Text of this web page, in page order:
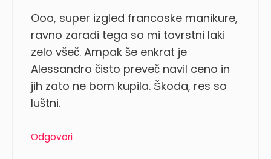
Ooo, super izgled francoske manikure,
ravno zaradi tega so mi tovrstni laki
zelo všeč. Ampak še enkrat je
Alessandro čisto preveč navil ceno in
jih zato ne bom kupila. Škoda, res so
luštni.
Odgovori